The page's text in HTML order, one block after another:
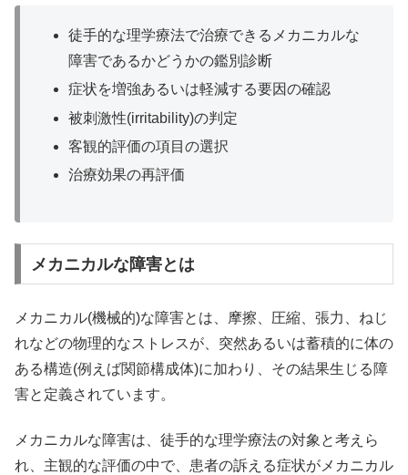
徒手的な理学療法で治療できるメカニカルな
障害であるかどうかの鑑別診断
症状を増強あるいは軽減する要因の確認
被刺激性(irritability)の判定
客観的評価の項目の選択
治療効果の再評価
メカニカルな障害とは
メカニカル(機械的)な障害とは、摩擦、圧縮、張力、ねじ
れなどの物理的なストレスが、突然あるいは蓄積的に体の
ある構造(例えば関節構成体)に加わり、その結果生じる障
害と定義されています。
メカニカルな障害は、徒手的な理学療法の対象と考えら
れ、主観的な評価の中で、患者の訴える症状がメカニカル